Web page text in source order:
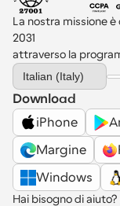
La nostra missione
2031
attraverso la
Select Language
Italian (Italy)
Download
iPhone
Margine
Windows
Hai bisogno di aiuto?